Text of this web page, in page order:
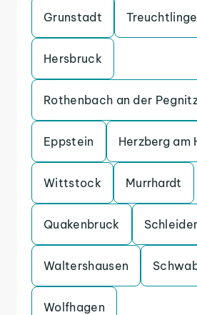
Grunstadt
Hersbruck
Rothenbach an der
Eppstein Herzberg am
Wittstock Murrhardt
Quakenbruck
Waltershausen
Wolfhagen